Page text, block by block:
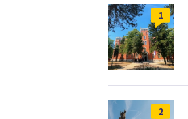
1
2